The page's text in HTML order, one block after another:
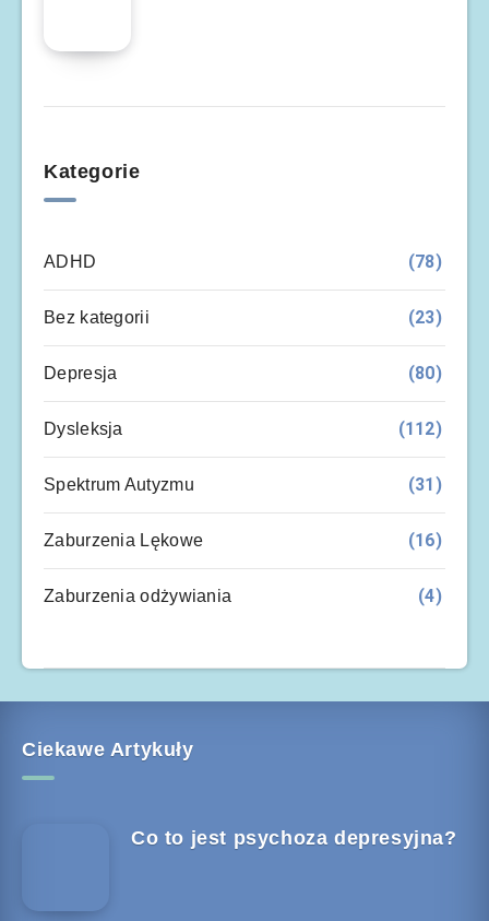
Kategorie
ADHD (78)
Bez kategorii (23)
Depresja (80)
Dysleksja (112)
Spektrum Autyzmu (31)
Zaburzenia Lękowe (16)
Zaburzenia odżywiania (4)
Ciekawe Artykuły
Co to jest psychoza depresyjna?